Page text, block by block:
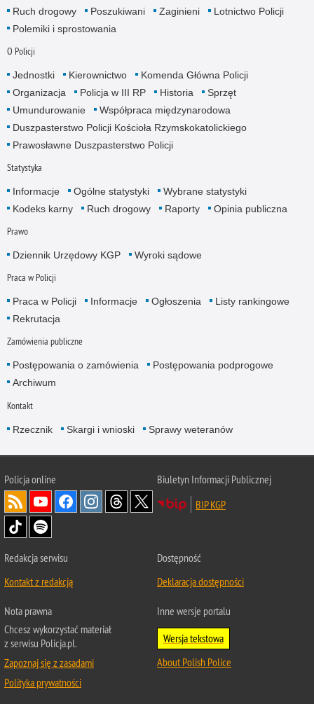
Ruch drogowy
Poszukiwani Zaginieni
Lotnictwo Policji
Polemiki i sprostowania
O Policji
Jednostki Kierownictwo
Komenda Główna Policji
Organizacja
Policja w III RP Historia
Sprzęt
Umundurowanie
Współpraca międzynarodowa
Duszpasterstwo Policji Kościoła Rzymskokatolickiego
Prawosławne Duszpasterstwo Policji
Statystyka
Informacje Ogólne statystyki
Wybrane statystyki
Kodeks karny
Ruch drogowy Raporty Opinia publiczna
Prawo
Dziennik Urzędowy KGP Wyroki sądowe
Praca w Policji
Praca w Policji Informacje Ogłoszenia
Listy rankingowe
Rekrutacja
Zamówienia publiczne
Postępowania o zamówienia
Postępowania podprogowe
Archiwum
Kontakt
Rzecznik Skargi i wnioski Sprawy weteranów
Policjaonline
Biuletyn Informacji Publicznej
BIP KGP
Redakcja serwisu
Kontakt z redakcją
Dostępność
Deklaracja dostępności
Nota prawna
Chcesz wykorzystać materiał
z serwisu Policja.pl.
Zapoznaj się z zasadami
Polityka prywatności
Inne wersje portalu
Wersja tekstowa
About Polish Police